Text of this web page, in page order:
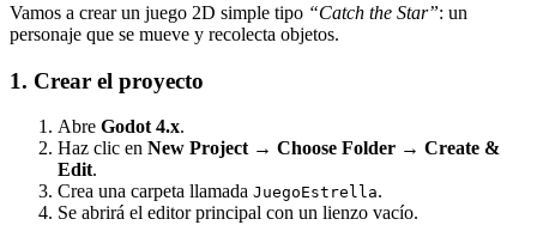
Vamos a crear un juego 2D simple tipo “Catch the Star”: un
personaje que se mueve y recolecta objetos.
1. Crear el proyecto
Abre Godot 4.x.
Haz clic en New Project → Choose Folder → Create &
Edit.
Crea una carpeta llamada JuegoEstrella.
Se abrirá el editor principal con un lienzo vacío.